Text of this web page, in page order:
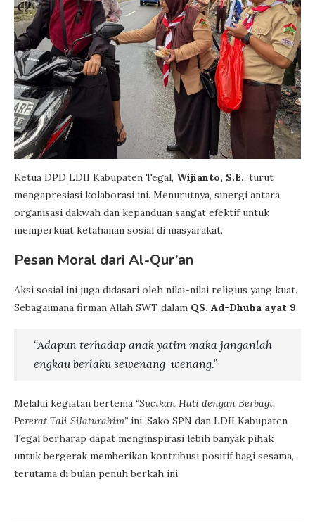
Ketua DPD LDII Kabupaten Tegal, Wijianto, S.E., turut
mengapresiasi kolaborasi ini. Menurutnya, sinergi antara
organisasi dakwah dan kepanduan sangat efektif untuk
memperkuat ketahanan sosial di masyarakat.
Pesan Moral dari Al-Qur’an
Aksi sosial ini juga didasari oleh nilai-nilai religius yang kuat.
Sebagaimana firman Allah SWT dalam QS. Ad-Dhuha ayat 9:
“Adapun terhadap anak yatim maka janganlah
engkau berlaku sewenang-wenang.”
Melalui kegiatan bertema “Sucikan Hati dengan Berbagi,
Pererat Tali Silaturahim” ini, Sako SPN dan LDII Kabupaten
Tegal berharap dapat menginspirasi lebih banyak pihak
untuk bergerak memberikan kontribusi positif bagi sesama,
terutama di bulan penuh berkah ini.